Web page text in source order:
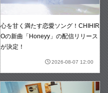
心を甘く満たす恋愛ソング！CHIHIR
Oの新曲「Honeyy」の配信リリース
が決定！
2026-08-07 12:00